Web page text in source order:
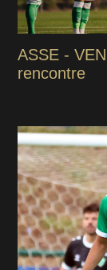
ASSE -
rencontre